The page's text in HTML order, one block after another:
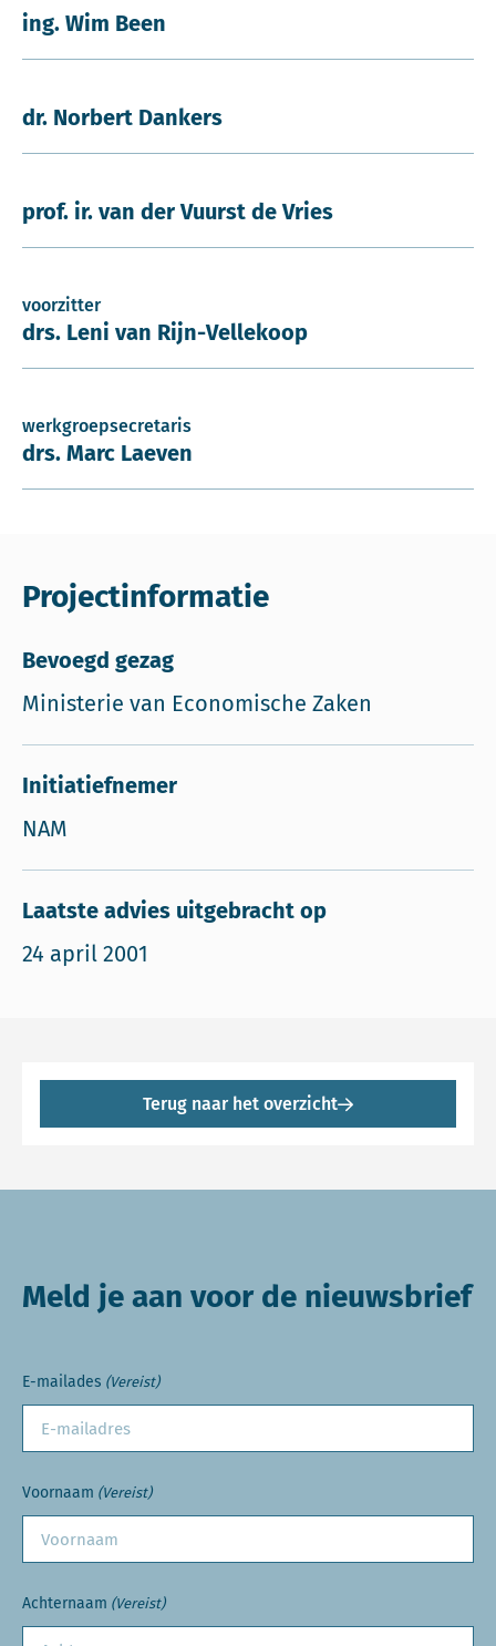
ing. Wim Been
dr. Norbert Dankers
prof. ir. van der Vuurst de Vries
voorzitter
drs. Leni van Rijn-Vellekoop
werkgroepsecretaris
drs. Marc Laeven
Projectinformatie
Bevoegd gezag
Ministerie van Economische Zaken
Initiatiefnemer
NAM
Laatste advies uitgebracht op
24 april 2001
Terug naar het overzicht
Meld je aan voor de nieuwsbrief
E-mailades (Vereist)
Voornaam (Vereist)
Achternaam (Vereist)